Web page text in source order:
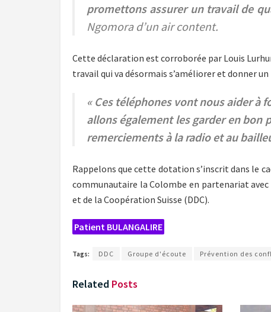
promettons assurer un travail de
Ngomora d’un air content.
Cette déclaration est corroborée par Louis
travail qui va désormais s’améliorer et donner
« Ces téléphones vont nous aider
allons également les garder en
remerciements à la radio et au
Rappelons que cette dotation s’inscrit dans le
communautaire la Colombe en partenariat avec
et de la Coopération Suisse (DDC).
Patient BULANGALIRE
Tags: DDC Groupe d'écoute Prévention des
Related Posts